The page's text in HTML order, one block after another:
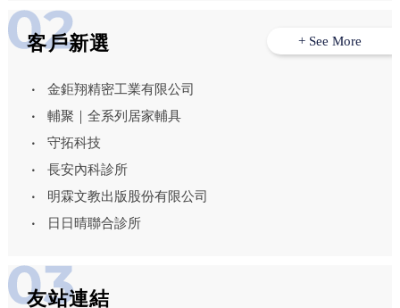
客戶新選
金鉅翔精密工業有限公司
輔聚｜全系列居家輔具
守拓科技
長安內科診所
明霖文教出版股份有限公司
日日晴聯合診所
+ See More
友站連結